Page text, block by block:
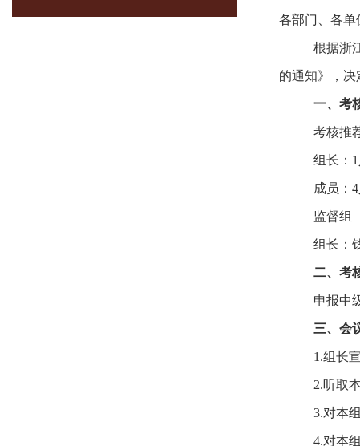
各部门、各单
根据浙
的通知》，决
一、考
考核推
组长：
成员： 4
监督组
组长：
二、考
申报中
三、会
1.组长
2.听取
3.对本
4.对本